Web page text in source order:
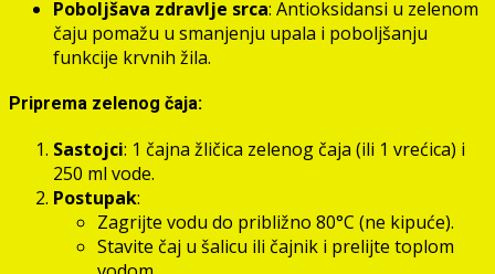
Poboljšava zdravlje srca: Antioksidansi u zelenom
čaju pomažu u smanjenju upala i poboljšanju
funkcije krvnih žila.
Priprema zelenog čaja:
Sastojci: 1 čajna žličica zelenog čaja (ili 1 vrećica) i
250 ml vode.
Postupak:
Zagrijte vodu do približno 80°C (ne kipuće).
Stavite čaj u šalicu ili čajnik i prelijte toplom